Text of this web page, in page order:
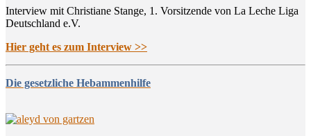
Interview mit Christiane Stange, 1. Vorsitzende von La Leche Liga
Deutschland e.V.
Hier geht es zum Interview >>
Die gesetzliche Hebammenhilfe